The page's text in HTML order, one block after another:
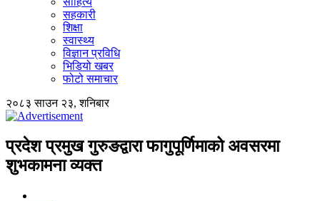
सहकारी
शिक्षा
स्वास्थ्य
विज्ञान प्रविधि
भिडियो खबर
फोटो समाचार
२०८३ साउन २३, शनिबार
प्रदेश प्रमुख गुरुङद्वारा फागुपूर्णिमाको अवसरमा
शुभकामना व्यक्त